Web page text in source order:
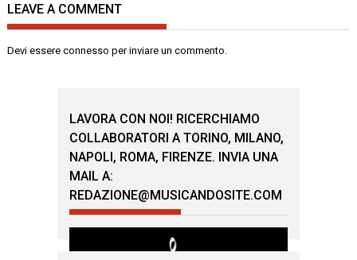
LEAVE A COMMENT
Devi essereconnesso per inviare un commento.
LAVORA CON NOI! RICERCHIAMO
COLLABORATORI A TORINO, MILANO,
NAPOLI, ROMA, FIRENZE. INVIA UNA
MAIL A:
REDAZIONE@MUSICANDOSITE.COM